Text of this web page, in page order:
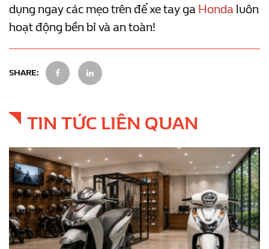
dụng ngay các mẹo trên để xe tay ga Honda luôn
hoạt động bền bỉ và an toàn!
SHARE:
TIN TỨC LIÊN QUAN